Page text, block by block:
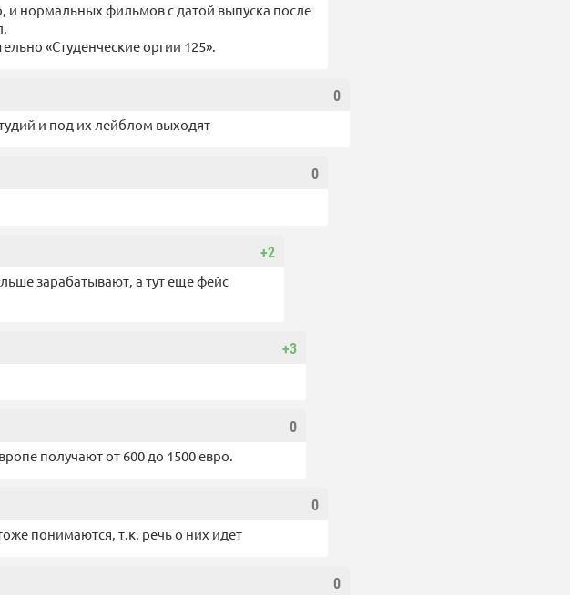
и нормальных фильмов с датой выпуска после
«Студенческие оргии 125».
0
и под их лейблом выходят
0
+2
зарабатывают, а тут еще фейс
+3
0
получают от 600 до 1500 евро.
0
понимаются, т.к. речь о них идет
0